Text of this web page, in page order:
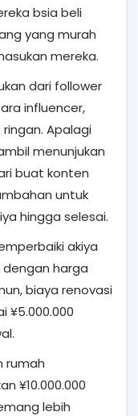
bsia beli
yang murah
mereka.
dari follower
influencer,
Apalagi
menunjukan
buat konten
untuk
hingga selesai.
akiya
dengan harga
biaya renovasi
¥5.000.000
rumah
¥10.000.000
lebih